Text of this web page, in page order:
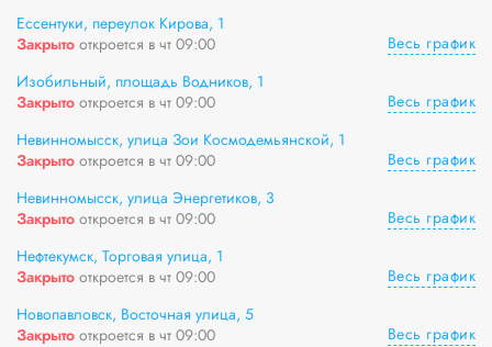
Ессентуки, переулок Кирова, 1
Закрыто откроется в чт 09:00
Весь график
Изобильный, площадь Водников, 1
Закрыто откроется в чт 09:00
Весь график
Невинномысск, улица Зои Космодемьянской, 1
Закрыто откроется в чт 09:00
Весь график
Невинномысск, улица Энергетиков, 3
Закрыто откроется в чт 09:00
Весь график
Нефтекумск, Торговая улица, 1
Закрыто откроется в чт 09:00
Весь график
Новопавловск, Восточная улица, 5
Закрыто откроется в чт 09:00
Весь график